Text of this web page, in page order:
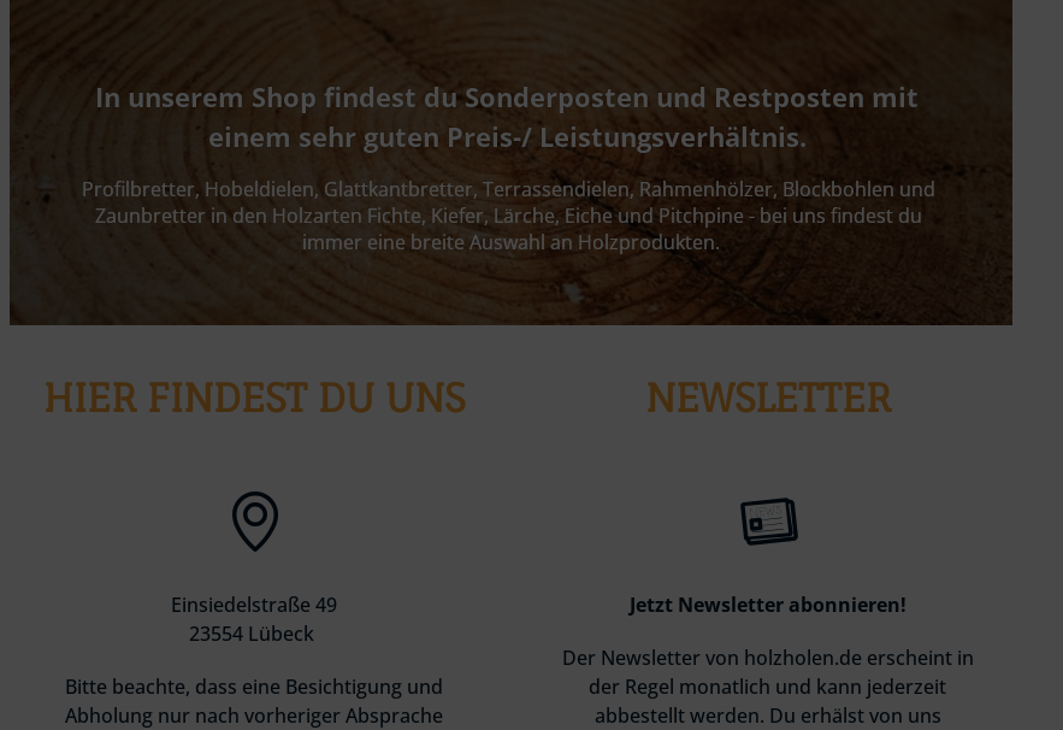
In unserem Shop findest du Sonderposten und Restposten mit
einem sehr guten Preis-/ Leistungsverhältnis.
Profilbretter, Hobeldielen, Glattkantbretter, Terrassendielen, Rahmenhölzer, Blockbohlen und
Zaunbretter in den Holzarten Fichte, Kiefer, Lärche, Eiche und Pitchpine - bei uns findest du
immer eine breite Auswahl an Holzprodukten.
HIER FINDEST DU UNS
Einsiedelstraße 49
23554 Lübeck
Bitte beachte, dass eine Besichtigung und
Abholung nur nach vorheriger Absprache
NEWSLETTER
Jetzt Newsletter abonnieren!
Der Newsletter von holzholen.de erscheint in
der Regel monatlich und kann jederzeit
abbestellt werden. Du erhälst von uns